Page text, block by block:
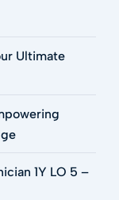
Ultimate
1Y LO 5 –